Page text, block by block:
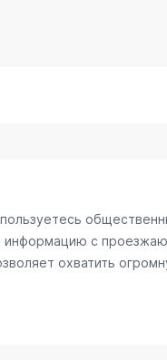
с
охватить